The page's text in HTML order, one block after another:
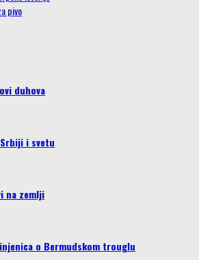
pivo
duhova
i svetu
na zemlji
o Bermudskom trouglu